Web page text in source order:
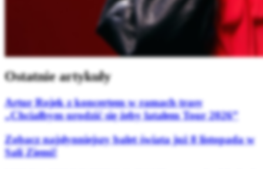
Ostatnie artykuły
Artur Rojek z koncertem w ramach trasy
„Chciałbym urodzić się żeby latałem Tour 2026”
Zobacz najsłynniejszy balet świata już 8 listopada w
Sali Ziemi!